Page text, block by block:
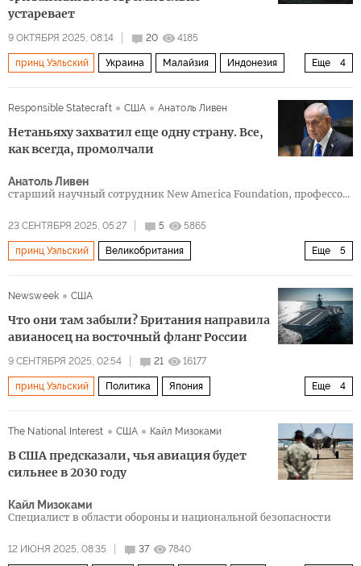
устаревает
9 ОКТЯБРЯ 2025, 08:14 20 4185
Еще 4
принц Уэльский Украина Малайзия Индонезия
Политика
Responsible Statecraft США Анатоль Ливен
Нетаньяху захватил еще одну страну. Все,
как всегда, промолчали
Анатоль Ливен
старший научный сотрудник New America Foundation, профессор
23 СЕНТЯБРЯ 2025, 05:27 5 5865
Еще 5
принц Уэльский Великобритания
Newsweek США
Что они там забыли? Британия направила
авианосец на восточный фланг России
9 СЕНТЯБРЯ 2025, 02:54 21 16177
Еще 4
принц Уэльский Политика Япония
The National Interest
США Кайл Мизоками
В США предсказали, чья авиация будет
сильнее в 2030 году
Кайл Мизоками
Cпециалист в области обороны и национальной безопасности
12 ИЮНЯ 2025, 08:35 37 7840